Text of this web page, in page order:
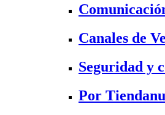
Canales de
Seguridad y
Por